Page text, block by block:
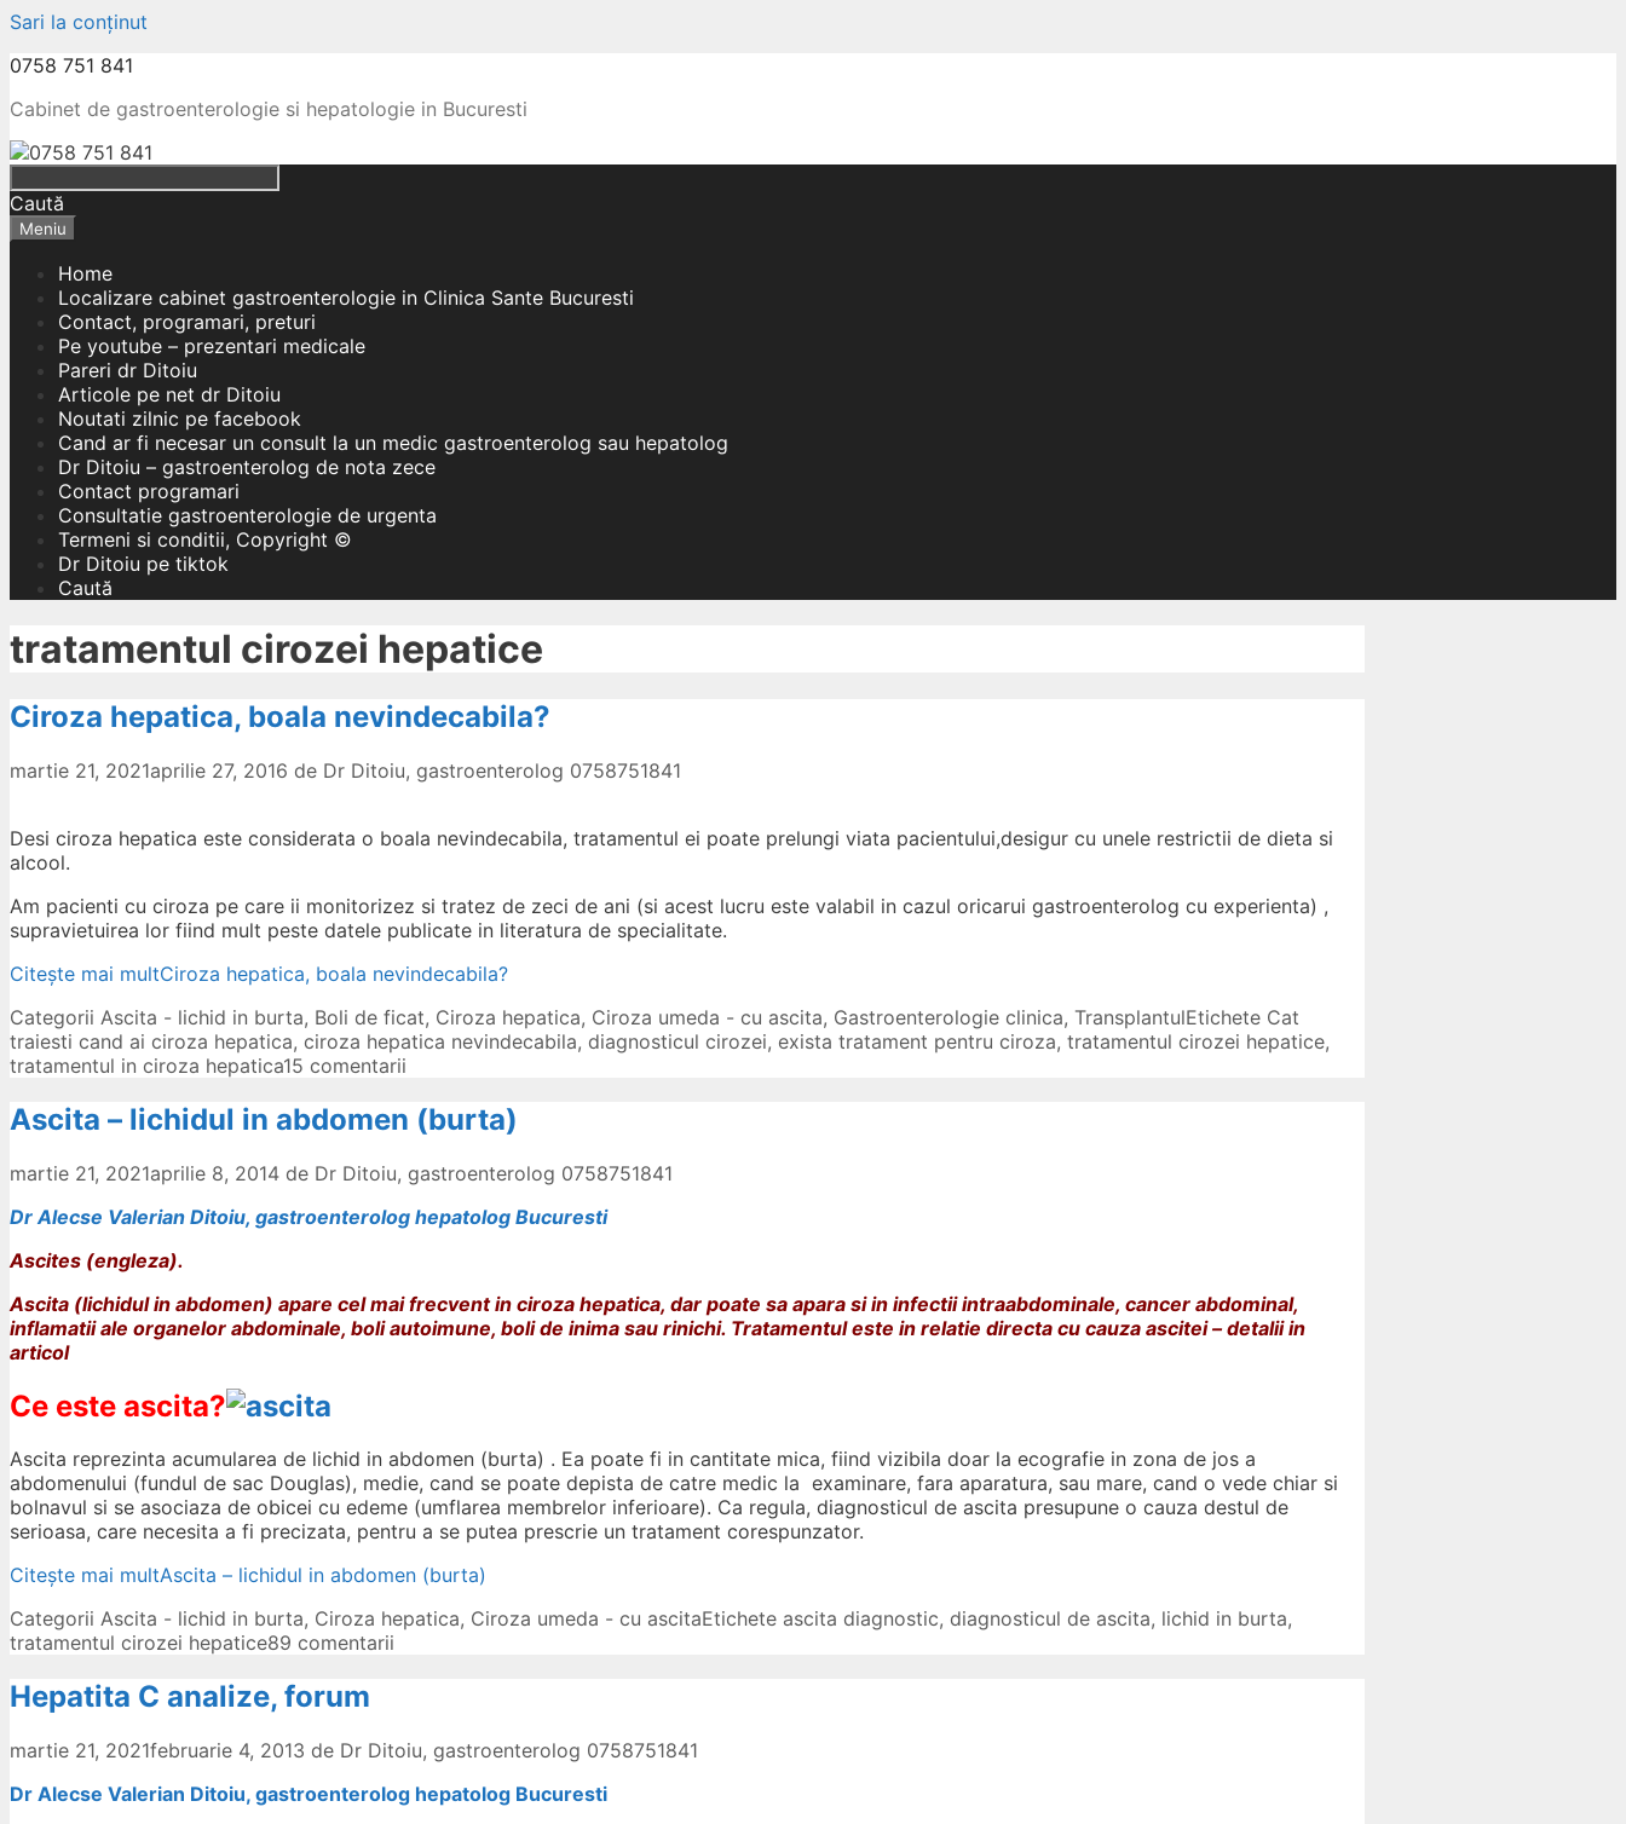
Sari la conținut
0758 751 841
Cabinet de gastroenterologie si hepatologie in Bucuresti
Caută
Meniu
Home
Localizare cabinet gastroenterologie in Clinica Sante Bucuresti
Contact, programari, preturi
Pe youtube – prezentari medicale
Pareri dr Ditoiu
Articole pe net dr Ditoiu
Noutati zilnic pe facebook
Cand ar fi necesar un consult la un medic gastroenterolog sau hepatolog
Dr Ditoiu – gastroenterolog de nota zece
Contact programari
Consultatie gastroenterologie de urgenta
Termeni si conditii, Copyright ©
Dr Ditoiu pe tiktok
Caută
tratamentul cirozei hepatice
Ciroza hepatica, boala nevindecabila?
martie 21, 2021aprilie 27, 2016 de Dr Ditoiu, gastroenterolog 0758751841
Desi ciroza hepatica este considerata o boala nevindecabila, tratamentul ei poate prelungi viata pacientului,desigur cu unele restrictii de dieta si
alcool.
Am pacienti cu ciroza pe care ii monitorizez si tratez de zeci de ani (si acest lucru este valabil in cazul oricarui gastroenterolog cu experienta) ,
supravietuirea lor fiind mult peste datele publicate in literatura de specialitate.
Citește mai multCiroza hepatica, boala nevindecabila?
Categorii Ascita - lichid in burta, Boli de ficat, Ciroza hepatica, Ciroza umeda - cu ascita, Gastroenterologie clinica, TransplantulEtichete Cat
traiesti cand ai ciroza hepatica, ciroza hepatica nevindecabila, diagnosticul cirozei, exista tratament pentru ciroza, tratamentul cirozei hepatice,
tratamentul in ciroza hepatica15 comentarii
Ascita – lichidul in abdomen (burta)
martie 21, 2021aprilie 8, 2014 de Dr Ditoiu, gastroenterolog 0758751841
Dr Alecse Valerian Ditoiu, gastroenterolog hepatolog Bucuresti
Ascites (engleza).
Ascita (lichidul in abdomen) apare cel mai frecvent in ciroza hepatica, dar poate sa apara si in infectii intraabdominale, cancer abdominal,
inflamatii ale organelor abdominale, boli autoimune, boli de inima sau rinichi. Tratamentul este in relatie directa cu cauza ascitei – detalii in
articol
Ce este ascita?
Ascita reprezinta acumularea de lichid in abdomen (burta) . Ea poate fi in cantitate mica, fiind vizibila doar la ecografie in zona de jos a
abdomenului (fundul de sac Douglas), medie, cand se poate depista de catre medic la examinare, fara aparatura, sau mare, cand o vede chiar si
bolnavul si se asociaza de obicei cu edeme (umflarea membrelor inferioare). Ca regula, diagnosticul de ascita presupune o cauza destul de
serioasa, care necesita a fi precizata, pentru a se putea prescrie un tratament corespunzator.
Citește mai multAscita – lichidul in abdomen (burta)
Categorii Ascita - lichid in burta, Ciroza hepatica, Ciroza umeda - cu ascitaEtichete ascita diagnostic, diagnosticul de ascita, lichid in burta,
tratamentul cirozei hepatice89 comentarii
Hepatita C analize, forum
martie 21, 2021februarie 4, 2013 de Dr Ditoiu, gastroenterolog 0758751841
Dr Alecse Valerian Ditoiu, gastroenterolog hepatolog Bucuresti